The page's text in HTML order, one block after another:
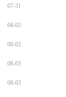
07-31
08-02
08-02
08-03
08-03